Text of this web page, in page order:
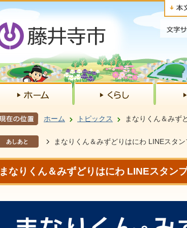
ホーム トピックス まなりくん＆みず
あしあと まなりくん＆みずどりはにわ LINEスタン
まなりくん＆みずどりはにわ LINEスタン